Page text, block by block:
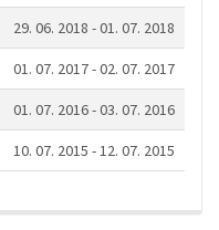
29. 06. 2018 - 01. 07. 2018
01. 07. 2017 - 02. 07. 2017
01. 07. 2016 - 03. 07. 2016
10. 07. 2015 - 12. 07. 2015